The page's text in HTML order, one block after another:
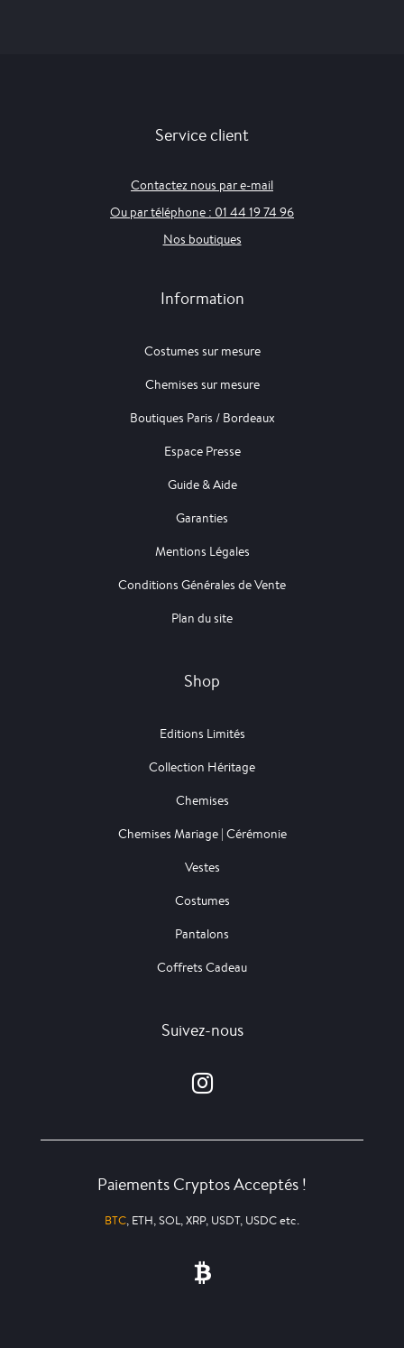
Service client
Contactez nous par e-mail
Ou par téléphone : 01 44 19 74 96
Nos boutiques
Information
Costumes sur mesure
Chemises sur mesure
Boutiques Paris / Bordeaux
Espace Presse
Guide & Aide
Garanties
Mentions Légales
Conditions Générales de Vente
Plan du site
Shop
Editions Limités
Collection Héritage
Chemises
Chemises Mariage | Cérémonie
Vestes
Costumes
Pantalons
Coffrets Cadeau
Suivez-nous
Paiements Cryptos Acceptés !
BTC, ETH, SOL, XRP, USDT, USDC etc.